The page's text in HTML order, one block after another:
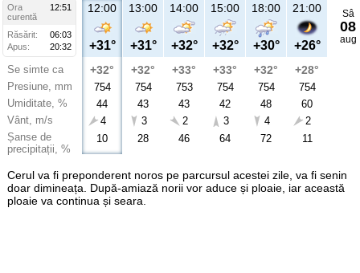
Ora
12:51
curentă
Răsărit:
06:03
Apus:
20:32
Se simte ca
Presiune, mm
Umiditate, %
Vânt, m/s
Șanse de
precipitații, %
12:00
+31°
+32°
754
44
4
10
13:00
+31°
+32°
754
43
3
28
14:00
+32°
+33°
753
43
2
46
15:00
+32°
+33°
754
42
3
64
18:00
+30°
+32°
754
48
4
72
21:00
+26°
+28°
754
60
2
11
Sâ
08
aug
Cerul va fi preponderent noros pe parcursul acestei zile, va fi senin
doar dimineața. După-amiază norii vor aduce și ploaie, iar această
ploaie va continua și seara.